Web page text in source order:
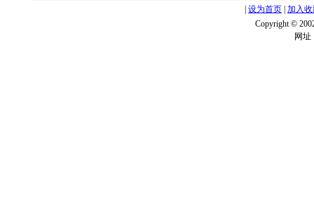
设为首页 加入
Copyright ©
网址